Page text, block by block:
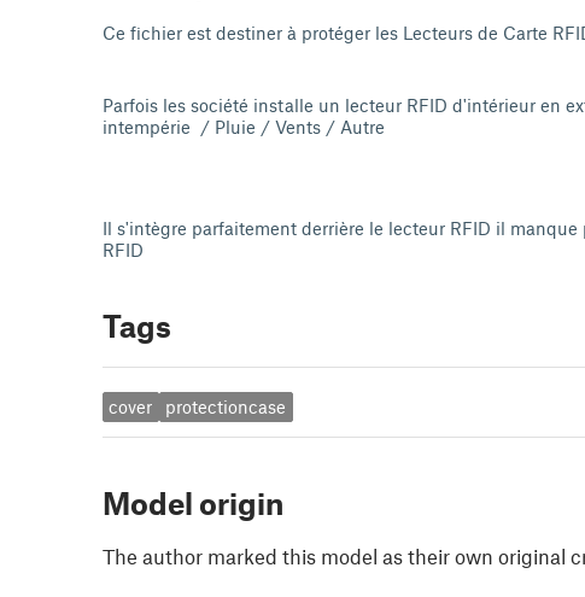
Ce fichier est destiner à protéger les Lecteurs de Carte
Parfois les société installe un lecteur RFID d'intérieur en
intempérie / Pluie / Vents / Autre
Il s'intègre parfaitement derrière le lecteur RFID il
RFID
Tags
cover protectioncase
Model origin
The author marked this model as their own original